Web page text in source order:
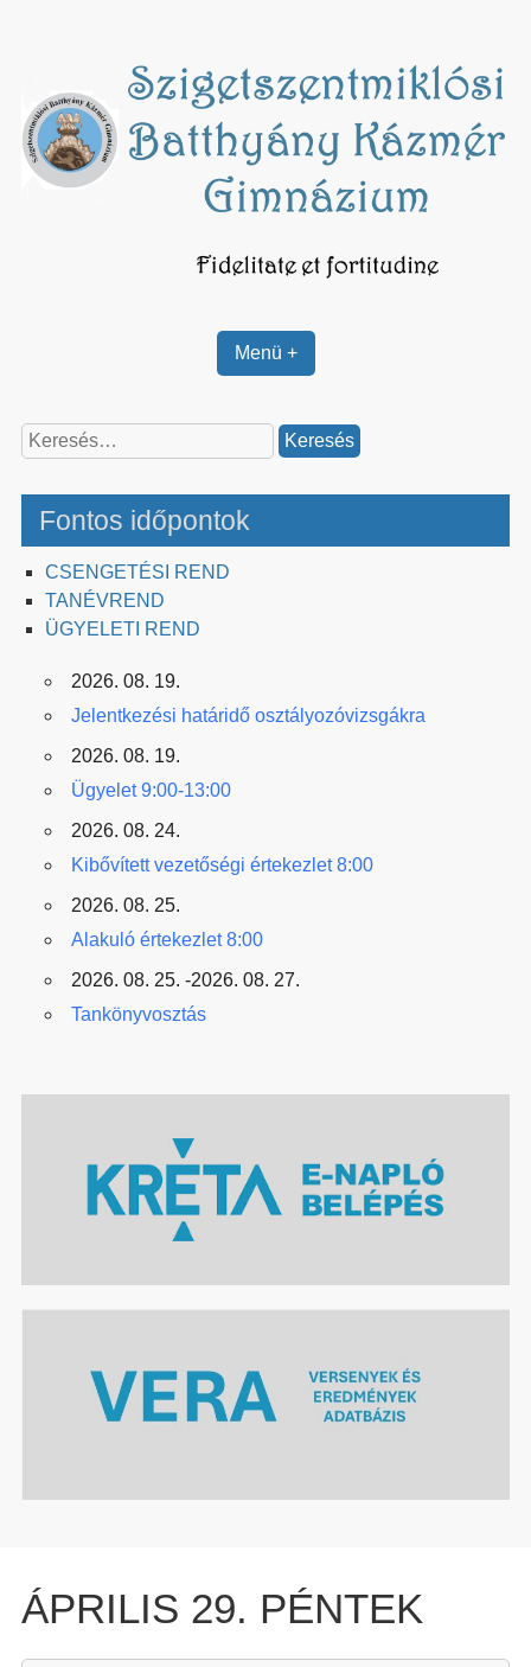
Menü +
Keresés:
Fontos időpontok
CSENGETÉSI REND
TANÉVREND
ÜGYELETI REND
2026. 08. 19.
Jelentkezési határidő osztályozóvizsgákra
2026. 08. 19.
Ügyelet 9:00-13:00
2026. 08. 24.
Kibővített vezetőségi értekezlet 8:00
2026. 08. 25.
Alakuló értekezlet 8:00
2026. 08. 25. -2026. 08. 27.
Tankönyvosztás
ÁPRILIS 29. PÉNTEK